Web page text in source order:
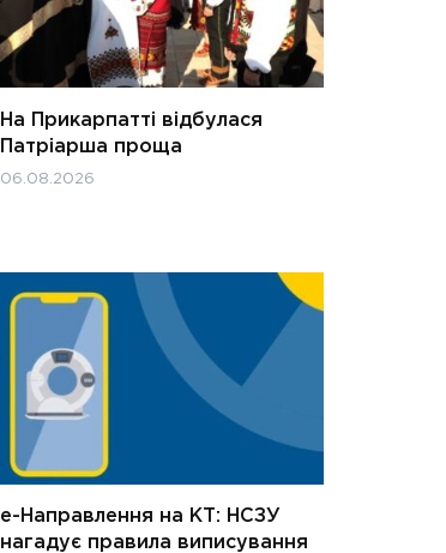
На Прикарпатті відбулася
Патріарша проща
06.08.2026
е-Направлення на КТ: НСЗУ
нагадує правила виписування